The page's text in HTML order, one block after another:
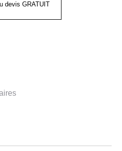
devis GRATUIT